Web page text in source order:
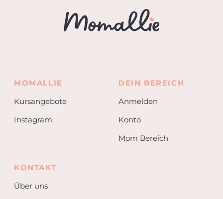
MOMALLIE
Kursangebote
Instagram
DEIN BEREICH
Anmelden
Konto
Mom Bereich
KONTAKT
Über uns